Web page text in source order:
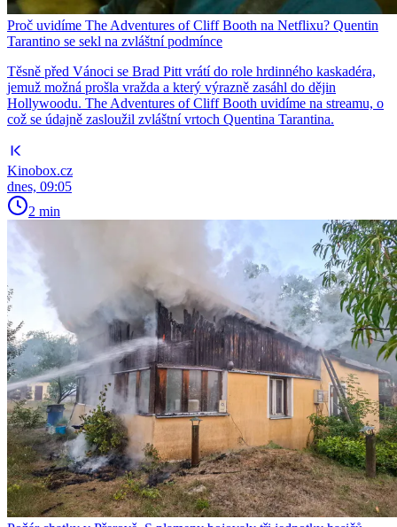
Proč uvidíme The Adventures of Cliff Booth na Netflixu? Quentin
Tarantino se sekl na zvláštní podmínce
Těsně před Vánoci se Brad Pitt vrátí do role hrdinného kaskadéra,
jemuž možná prošla vražda a který výrazně zasáhl do dějin
Hollywoodu. The Adventures of Cliff Booth uvidíme na streamu, o
což se údajně zasloužil zvláštní vrtoch Quentina Tarantina.
Kinobox.cz
dnes, 09:05
2 min